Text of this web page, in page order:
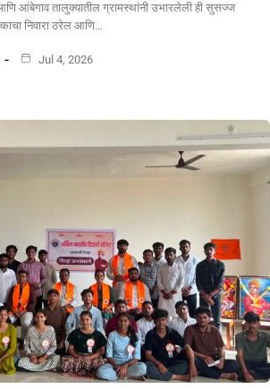
आंबेगाव तालुक्यातील ग्रामस्थांनी उभारलेली ही सुसज्ज
निवारा ठरेल आणि…
Jul 4, 2026